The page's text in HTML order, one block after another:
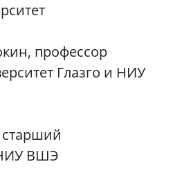
профессор
Глазго и НИУ
ВШЭ